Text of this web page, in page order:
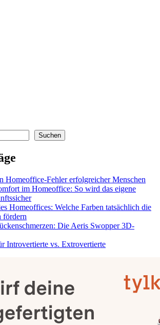
Suchen
Homeoffice-Fehler erfolgreicher Menschen
im Homeoffice: So wird das eigene
Homeoffices: Welche Farben tatsächlich die
fördern
Die Aeris Swopper 3D-
Introvertierte vs. Extrovertierte